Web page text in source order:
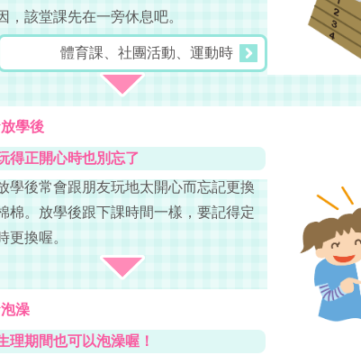
，該堂課先在一旁休息吧。
體育課、社團活動、運動時
學後
得正開心時也別忘了
學後常會跟朋友玩地太開心而忘記更換
棉。放學後跟下課時間一樣，要記得定
更換喔。
澡
理期間也可以泡澡喔！